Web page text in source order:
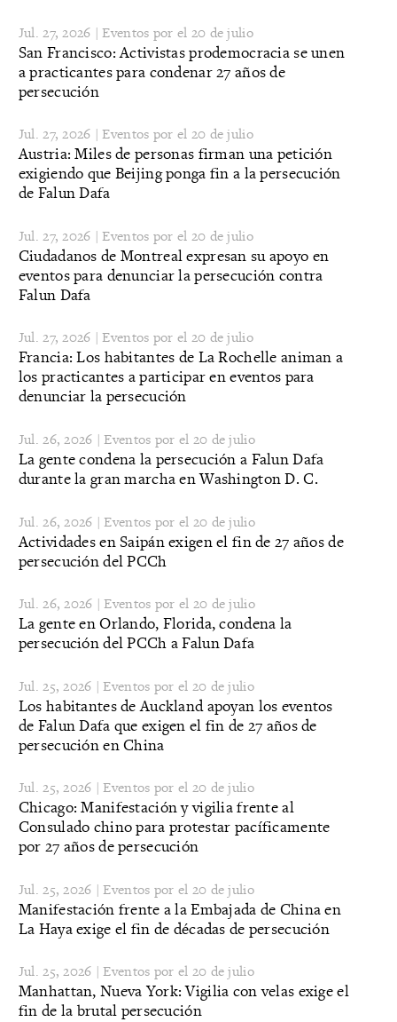
Jul. 27, 2026 | Eventos por el 20 de julio
San Francisco: Activistas prodemocracia se unen
a practicantes para condenar 27 años de
persecución
Jul. 27, 2026 | Eventos por el 20 de julio
Austria: Miles de personas firman una petición
exigiendo que Beijing ponga fin a la persecución
de Falun Dafa
Jul. 27, 2026 | Eventos por el 20 de julio
Ciudadanos de Montreal expresan su apoyo en
eventos para denunciar la persecución contra
Falun Dafa
Jul. 27, 2026 | Eventos por el 20 de julio
Francia: Los habitantes de La Rochelle animan a
los practicantes a participar en eventos para
denunciar la persecución
Jul. 26, 2026 | Eventos por el 20 de julio
La gente condena la persecución a Falun Dafa
durante la gran marcha en Washington D. C.
Jul. 26, 2026 | Eventos por el 20 de julio
Actividades en Saipán exigen el fin de 27 años de
persecución del PCCh
Jul. 26, 2026 | Eventos por el 20 de julio
La gente en Orlando, Florida, condena la
persecución del PCCh a Falun Dafa
Jul. 25, 2026 | Eventos por el 20 de julio
Los habitantes de Auckland apoyan los eventos
de Falun Dafa que exigen el fin de 27 años de
persecución en China
Jul. 25, 2026 | Eventos por el 20 de julio
Chicago: Manifestación y vigilia frente al
Consulado chino para protestar pacíficamente
por 27 años de persecución
Jul. 25, 2026 | Eventos por el 20 de julio
Manifestación frente a la Embajada de China en
La Haya exige el fin de décadas de persecución
Jul. 25, 2026 | Eventos por el 20 de julio
Manhattan, Nueva York: Vigilia con velas exige el
fin de la brutal persecución